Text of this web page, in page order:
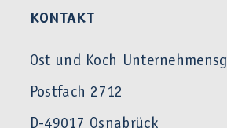
KONTAKT
Ost und Koch
Postfach 2712
D-49017 Osnabrück